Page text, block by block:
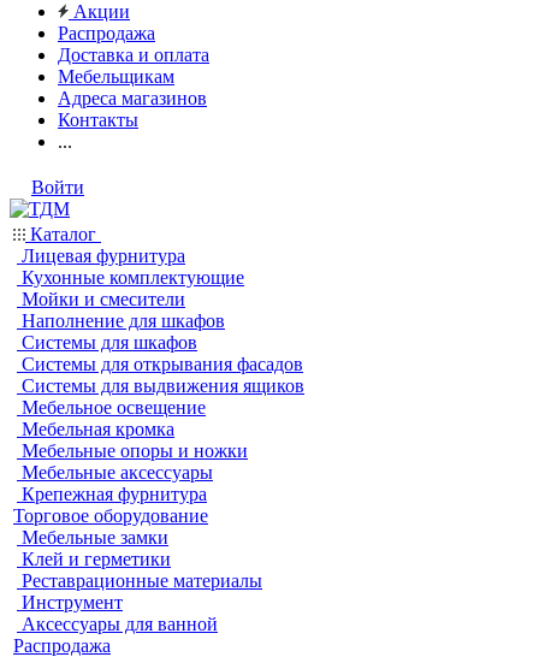
Акции
Распродажа
Доставка и оплата
Мебельщикам
Адреса магазинов
Контакты
...
Войти
Каталог
Лицевая фурнитура
Кухонные комплектующие
Мойки и смесители
Наполнение для шкафов
Системы для шкафов
Системы для открывания фасадов
Системы для выдвижения ящиков
Мебельное освещение
Мебельная кромка
Мебельные опоры и ножки
Мебельные аксессуары
Крепежная фурнитура
Торговое оборудование
Мебельные замки
Клей и герметики
Реставрационные материалы
Инструмент
Аксессуары для ванной
Распродажа